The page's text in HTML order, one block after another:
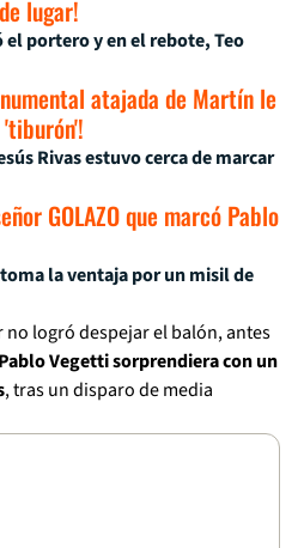
lugar!
portero y en el rebote, Teo
atajada de Martín le
Rivas estuvo cerca de marcar
GOLAZO que marcó Pablo
la ventaja por un misil de
no logró despejar el balón, antes
Vegetti sorprendiera con un
, tras un disparo de media